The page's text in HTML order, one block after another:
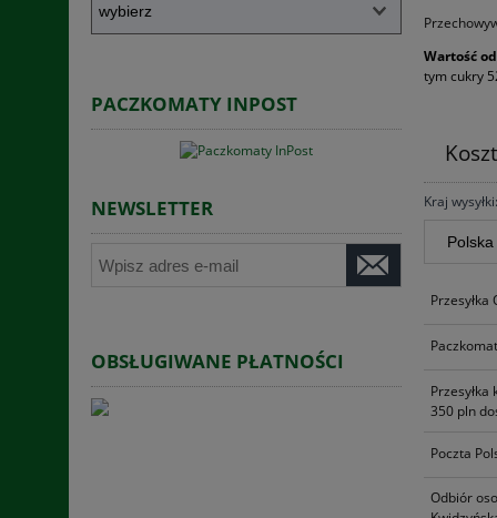
PACZKOMATY INPOST
NEWSLETTER
OBSŁUGIWANE PŁATNOŚCI
Wartość
tym cukry
Kraj wysyłki:
Przesyłka
350 pln
Poczta
Odbiór